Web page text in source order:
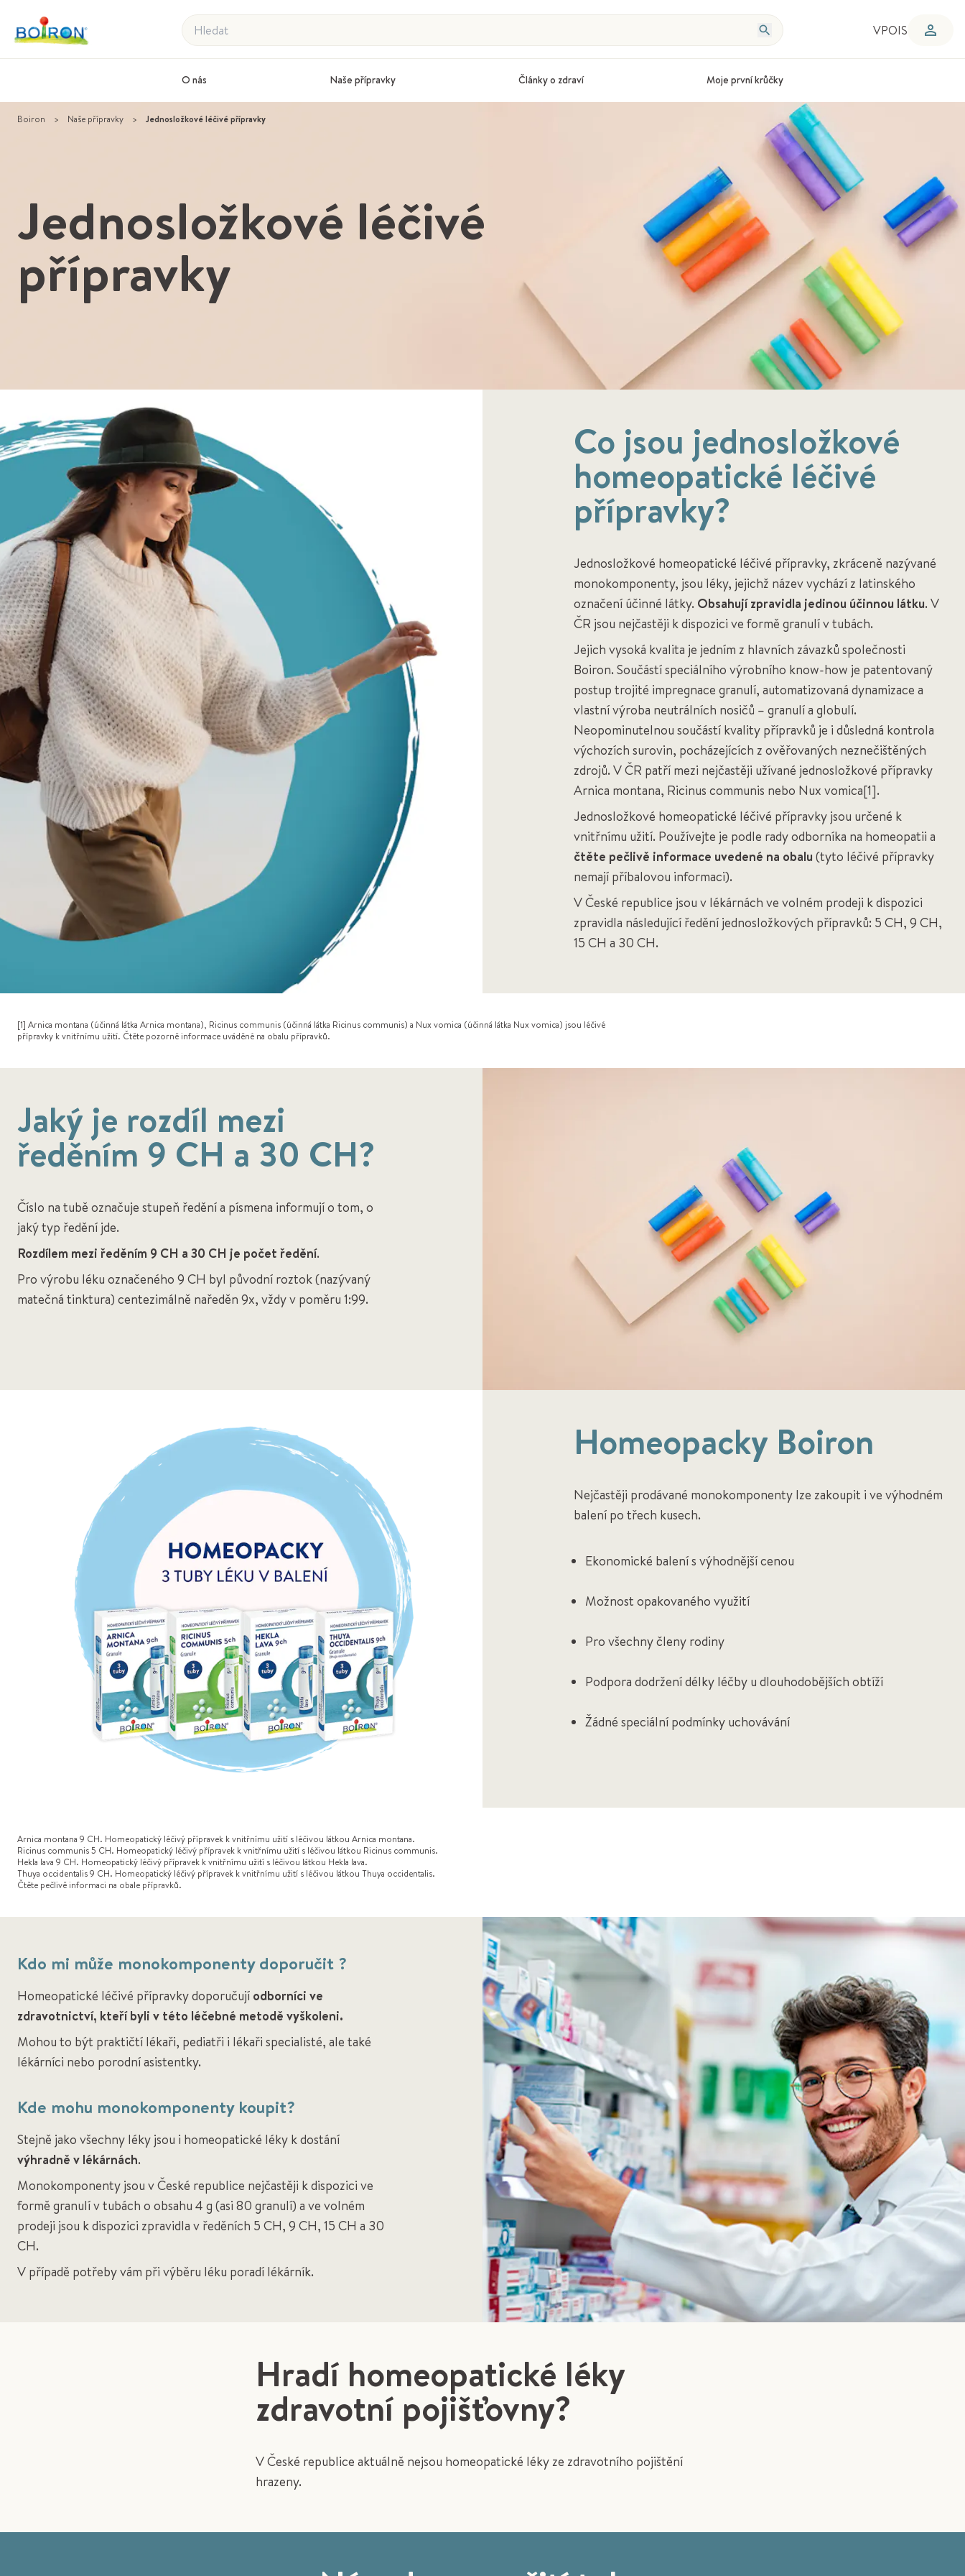
Hledat VPOIS
O nás Naše přípravky Články o zdraví Moje první krůčky
Boiron > Naše přípravky > Jednosložkové léčivé přípravky
Jednosložkové léčivé
přípravky
Co jsou jednosložkové
homeopatické léčivé
přípravky?
Jednosložkové homeopatické léčivé přípravky, zkráceně nazývané
monokomponenty, jsou léky, jejichž název vychází z latinského
označení účinné látky. Obsahují zpravidla jedinou účinnou látku. V
ČR jsou nejčastěji k dispozici ve formě granulí v tubách.
Jejich vysoká kvalita je jedním z hlavních závazků společnosti
Boiron. Součástí speciálního výrobního know-how je patentovaný
postup trojité impregnace granulí, automatizovaná dynamizace a
vlastní výroba neutrálních nosičů – granulí a globulí.
Neopominutelnou součástí kvality přípravků je i důsledná kontrola
výchozích surovin, pocházejících z ověřovaných neznečištěných
zdrojů. V ČR patří mezi nejčastěji užívané jednosložkové přípravky
Arnica montana, Ricinus communis nebo Nux vomica[1].
Jednosložkové homeopatické léčivé přípravky jsou určené k
vnitřnímu užití. Používejte je podle rady odborníka na homeopatii a
čtěte pečlivě informace uvedené na obalu (tyto léčivé přípravky
nemají příbalovou informaci).
V České republice jsou v lékárnách ve volném prodeji k dispozici
zpravidla následující ředění jednosložkových přípravků: 5 CH, 9 CH,
15 CH a 30 CH.
[1] Arnica montana (účinná látka Arnica montana), Ricinus communis (účinná látka Ricinus communis) a Nux vomica (účinná látka Nux vomica) jsou léčivé
přípravky k vnitřnímu užití. Čtěte pozorně informace uváděné na obalu přípravků.
Jaký je rozdíl mezi
ředěním 9 CH a 30 CH?
Číslo na tubě označuje stupeň ředění a písmena informují o tom, o
jaký typ ředění jde.
Rozdílem mezi ředěním 9 CH a 30 CH je počet ředění.
Pro výrobu léku označeného 9 CH byl původní roztok (nazývaný
matečná tinktura) centezimálně naředěn 9x, vždy v poměru 1:99.
Homeopacky Boiron
Nejčastěji prodávané monokomponenty lze zakoupit i ve výhodném
balení po třech kusech.
Ekonomické balení s výhodnější cenou
Možnost opakovaného využití
Pro všechny členy rodiny
Podpora dodržení délky léčby u dlouhodobějších obtíží
Žádné speciální podmínky uchovávání
Arnica montana 9 CH. Homeopatický léčivý přípravek k vnitřnímu užití s léčivou látkou Arnica montana.
Ricinus communis 5 CH. Homeopatický léčivý přípravek k vnitřnímu užití s léčivou látkou Ricinus communis.
Hekla lava 9 CH. Homeopatický léčivý přípravek k vnitřnímu užití s léčivou látkou Hekla lava.
Thuya occidentalis 9 CH. Homeopatický léčivý přípravek k vnitřnímu užití s léčivou látkou Thuya occidentalis.
Čtěte pečlivě informaci na obale přípravků.
Kdo mi může monokomponenty doporučit ?
Homeopatické léčivé přípravky doporučují odborníci ve
zdravotnictví, kteří byli v této léčebné metodě vyškoleni.
Mohou to být praktičtí lékaři, pediatři i lékaři specialisté, ale také
lékárníci nebo porodní asistentky.
Kde mohu monokomponenty koupit?
Stejně jako všechny léky jsou i homeopatické léky k dostání
výhradně v lékárnách.
Monokomponenty jsou v České republice nejčastěji k dispozici ve
formě granulí v tubách o obsahu 4 g (asi 80 granulí) a ve volném
prodeji jsou k dispozici zpravidla v ředěních 5 CH, 9 CH, 15 CH a 30
CH.
V případě potřeby vám při výběru léku poradí lékárník.
Hradí homeopatické léky
zdravotní pojišťovny?
V České republice aktuálně nejsou homeopatické léky ze zdravotního pojištění
hrazeny.